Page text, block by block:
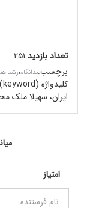
تعداد بازدید ۲۵۱
برچسب:بدانگاه،رشد
کلیدواژه (keyword):
ایران، سهیلا ملک
امتیاز